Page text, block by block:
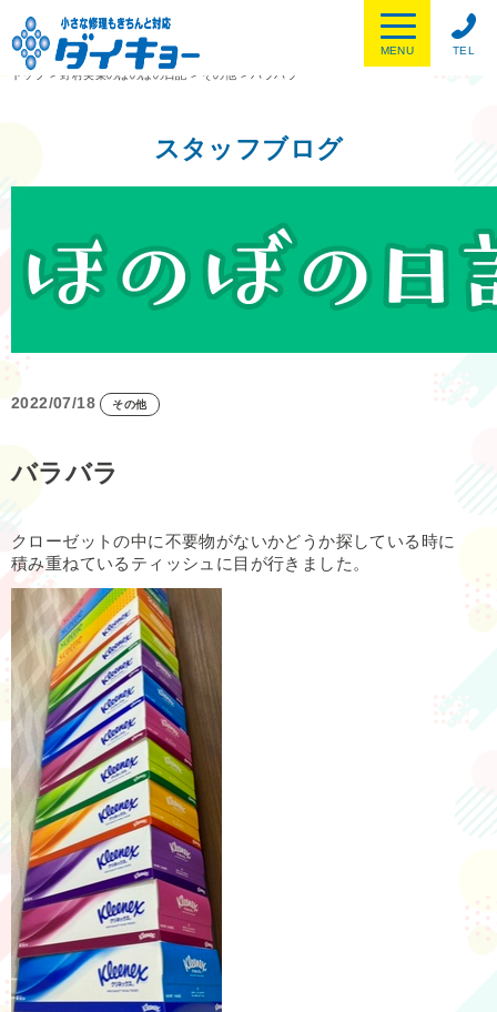
TEL
MENU
トップ
>野村美菜のほのぼの日記 > その他 > バラバラ
スタッフブログ
2022/07/18 その他
バラバラ
クローゼットの中に不要物がないかどうか探している時に
積み重ねているティッシュに目が行きました。